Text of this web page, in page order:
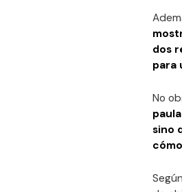
dos
para
No
sino